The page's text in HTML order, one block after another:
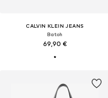
CALVIN KLEIN JEANS
Batoh
69,90 €